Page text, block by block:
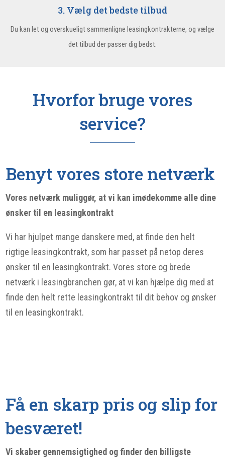
3. Vælg det bedste tilbud
Du kan let og overskueligt sammenligne leasingkontrakterne, og vælge
det tilbud der passer dig bedst.
Hvorfor bruge vores
service?
Benyt vores store netværk
Vores netværk muliggør, at vi kan imødekomme alle dine
ønsker til en leasingkontrakt
Vi har hjulpet mange danskere med, at finde den helt
rigtige leasingkontrakt, som har passet på netop deres
ønsker til en leasingkontrakt. Vores store og brede
netværk i leasingbranchen gør, at vi kan hjælpe dig med at
finde den helt rette leasingkontrakt til dit behov og ønsker
til en leasingkontrakt.
Få en skarp pris og slip for
besværet!
Vi skaber gennemsigtighed og finder den billigste